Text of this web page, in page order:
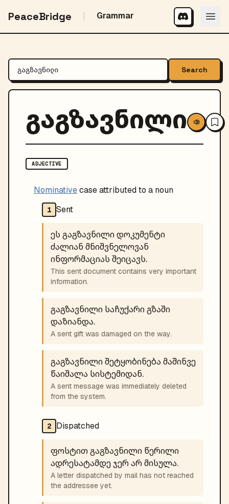
PeaceBridge Grammar
Search
გაგზავნილი
ADJECTIVE
Nominativecase attributed to a noun
1 Sent
ეს გაგზავნილი დოკუმენტი
ძალიან მნიშვნელოვან
ინფორმაციას შეიცავს.
This sent document contains very important
information.
გაგზავნილი საჩუქარი გზაში
დაზიანდა.
A sent gift was damaged on the way.
გაგზავნილი შეტყობინება მაშინვე
წაიშალა სისტემიდან.
A sent message was immediately deleted
from the system.
2 Dispatched
ფოსტით გაგზავნილი წერილი
ადრესატამდე ჯერ არ მისულა.
A letter dispatched by mail has not reached
the addressee yet.